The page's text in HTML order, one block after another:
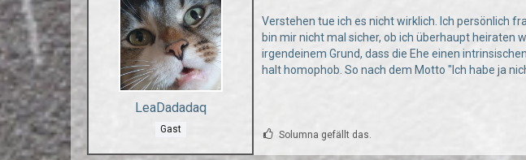
LeaDadadaq
Gast
Verstehen tue ich es nicht wirklich. Ich persönlich
bin mir nicht mal sicher, ob ich überhaupt heiraten
irgendeinem Grund, dass die Ehe einen
halt homophob. So nach dem Motto "Ich habe ja
Solumna gefällt das.